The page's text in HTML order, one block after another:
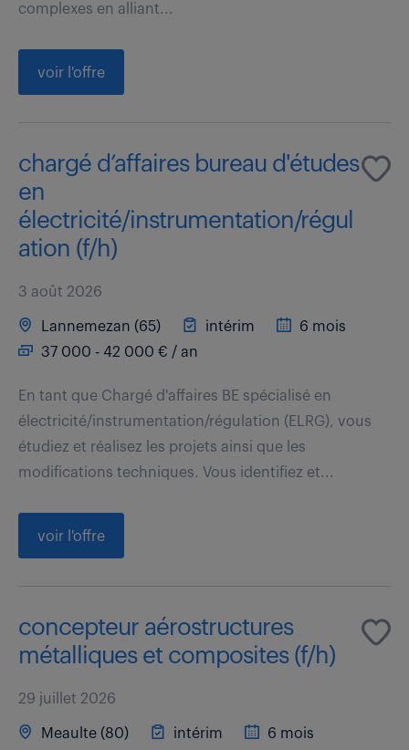
complexes en alliant...
voir l'offre
chargé d’affaires bureau d'études
en
électricité/instrumentation/régul
ation (f/h)
3 août 2026
Lannemezan (65) intérim
6 mois
37 000 - 42 000 € / an
En tant que Chargé d'affaires BE spécialisé en
électricité/instrumentation/régulation (ELRG), vous
étudiez et réalisez les projets ainsi que les
modifications techniques. Vous identifiez et...
voir l'offre
concepteur aérostructures
métalliques et composites (f/h)
29 juillet 2026
Meaulte (80) intérim 6 mois